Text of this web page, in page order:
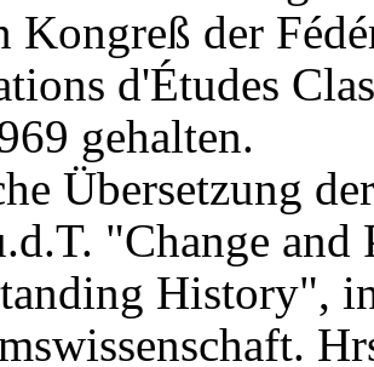
Kongreß der
d'Études
gehalten.
Übersetzung
"Change
History",